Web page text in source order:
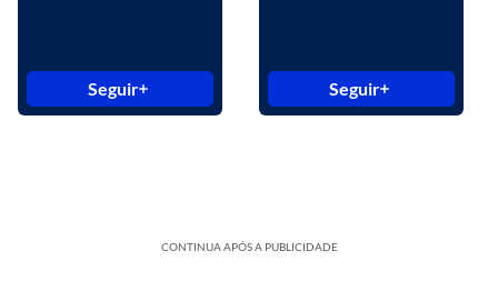
Seguir Seguir
CONTINUA APÓS A PUBLICIDADE